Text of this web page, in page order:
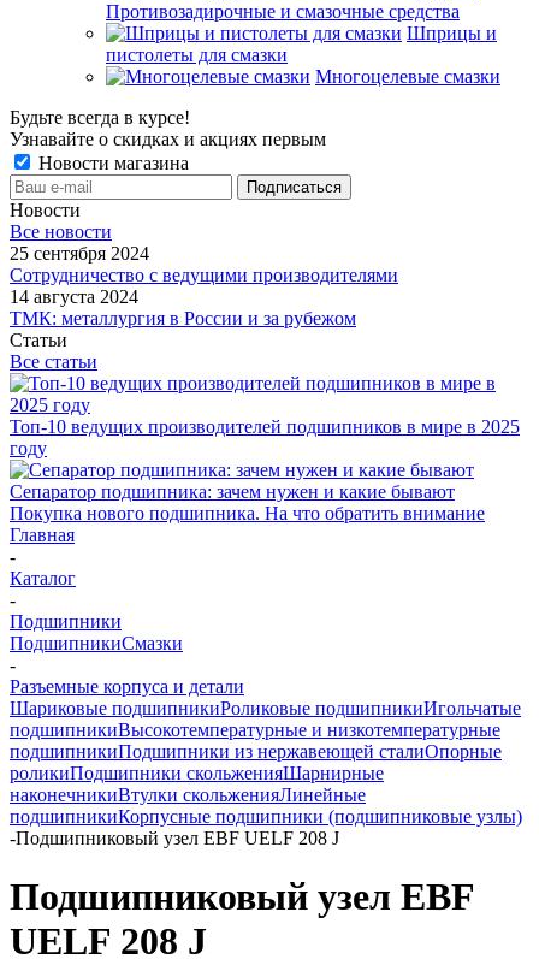
Противозадирочные и смазочные средства
Шприцы и
пистолеты для смазки
Многоцелевые смазки
Будьте всегда в курсе!
Узнавайте о скидках и акциях первым
Новости магазина
Новости
Все новости
25 сентября 2024
Сотрудничество с ведущими производителями
14 августа 2024
ТМК: металлургия в России и за рубежом
Статьи
Все статьи
Топ-10 ведущих производителей подшипников в мире в 2025
году
Сепаратор подшипника: зачем нужен и какие бывают
Покупка нового подшипника. На что обратить внимание
Главная
-
Каталог
-
Подшипники
ПодшипникиСмазки
-
Разъемные корпуса и детали
Шариковые подшипникиРоликовые подшипникиИгольчатые
подшипникиВысокотемпературные и низкотемпературные
подшипникиПодшипники из нержавеющей сталиОпорные
роликиПодшипники скольженияШарнирные
наконечникиВтулки скольженияЛинейные
подшипникиКорпусные подшипники (подшипниковые узлы)
-Подшипниковый узел EBF UELF 208 J
Подшипниковый узел EBF
UELF 208 J